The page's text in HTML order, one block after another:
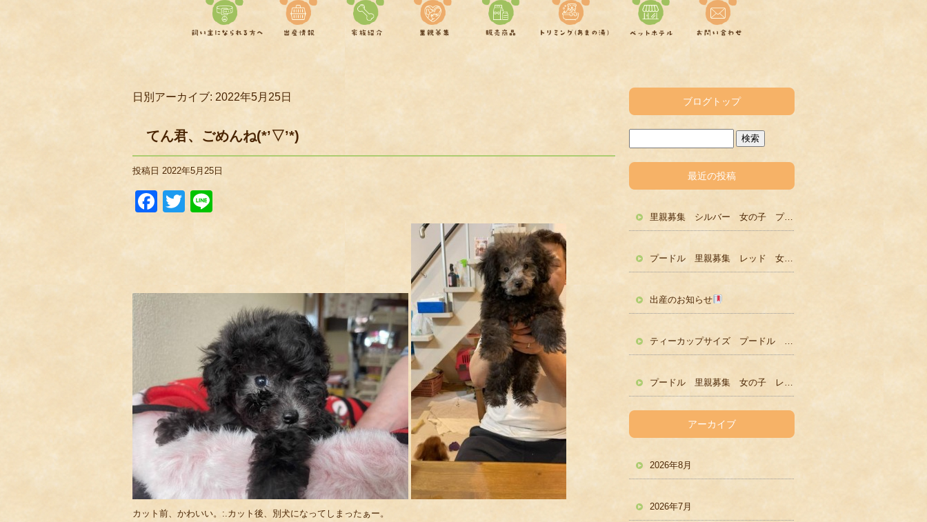
日別アーカイブ: 2022年5月25日
てん君、ごめんね(*’▽’*)
投稿日 2022年5月25日
Facebook
Twitter
カット前、かわいい。:.カット後、別犬になってしまったぁー。
ブログトップ
最近の投稿
里親募集 シルバー 女の子 プードル かわいい
プードル 里親募集 レッド 女の子 かわいい
出産のお知らせ
ティーカップサイズ プードル レッド男の子 ２歳
プードル 里親募集 女の子 レッド
アーカイブ
2026年8月
2026年7月